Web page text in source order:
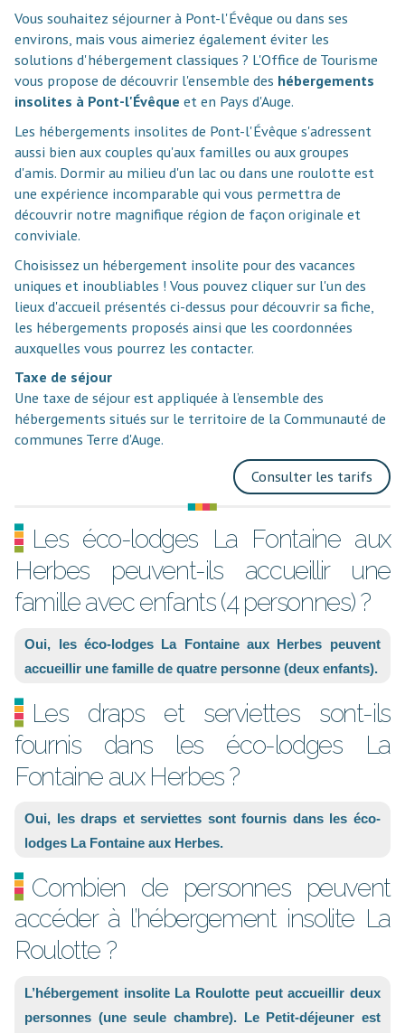
Vous souhaitez séjourner à Pont-l'Évêque ou dans ses
environs, mais vous aimeriez également éviter les
solutions d'hébergement classiques ? L'Office de Tourisme
vous propose de découvrir l'ensemble des hébergements
insolites à Pont-l'Évêque et en Pays d'Auge.
Les hébergements insolites de Pont-l'Évêque s'adressent
aussi bien aux couples qu'aux familles ou aux groupes
d'amis. Dormir au milieu d'un lac ou dans une roulotte est
une expérience incomparable qui vous permettra de
découvrir notre magnifique région de façon originale et
conviviale.
Choisissez un hébergement insolite pour des vacances
uniques et inoubliables ! Vous pouvez cliquer sur l'un des
lieux d'accueil présentés ci-dessus pour découvrir sa fiche,
les hébergements proposés ainsi que les coordonnées
auxquelles vous pourrez les contacter.
Taxe de séjour
Une taxe de séjour est appliquée à l’ensemble des
hébergements situés sur le territoire de la Communauté de
communes Terre d'Auge.
Consulter les tarifs
Les éco-lodges La Fontaine aux
Herbes peuvent-ils accueillir une
famille avec enfants (4 personnes) ?
Oui, les éco-lodges La Fontaine aux Herbes peuvent
accueillir une famille de quatre personne (deux enfants).
Les draps et serviettes sont-ils
fournis dans les éco-lodges La
Fontaine aux Herbes ?
Oui, les draps et serviettes sont fournis dans les éco-
lodges La Fontaine aux Herbes.
Combien de personnes peuvent
accéder à l’hébergement insolite La
Roulotte ?
L’hébergement insolite La Roulotte peut accueillir deux
personnes (une seule chambre). Le Petit-déjeuner est